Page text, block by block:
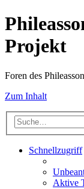
Projekt
Foren des
Zum Inhalt
Schnellzugriff
Aktive